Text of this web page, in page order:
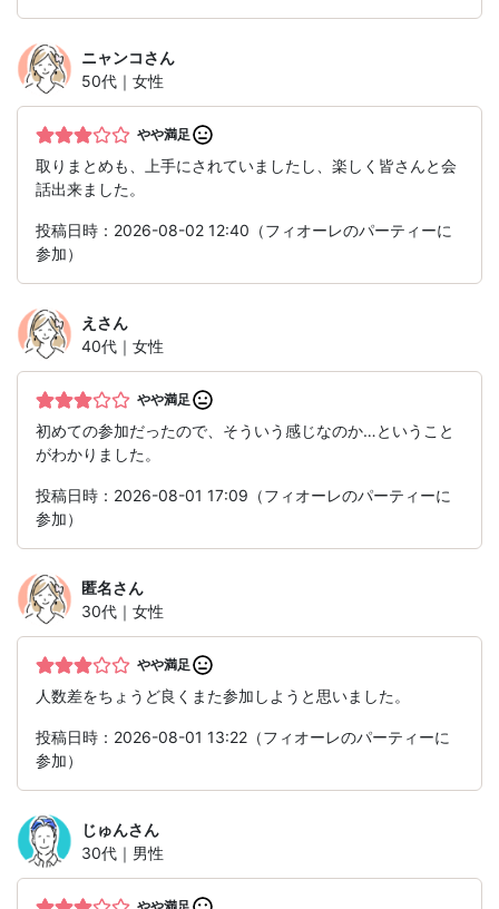
ニャンコさん
50代｜女性
やや満足
取りまとめも、上手にされていましたし、楽しく皆さんと会
話出来ました。
投稿日時：2026-08-02 12:40（フィオーレのパーティーに
参加）
え さん
40代｜女性
やや満足
初めての参加だったので、そういう感じなのか…ということ
がわかりました。
投稿日時：2026-08-01 17:09（フィオーレのパーティーに
参加）
匿名さん
30代｜女性
やや満足
人数差をちょうど良くまた参加しようと思いました。
投稿日時：2026-08-01 13:22（フィオーレのパーティーに
参加）
じゅんさん
30代｜男性